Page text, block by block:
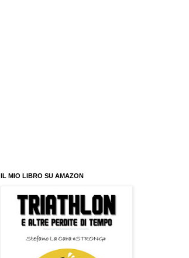
IL MIO LIBRO SU AMAZON